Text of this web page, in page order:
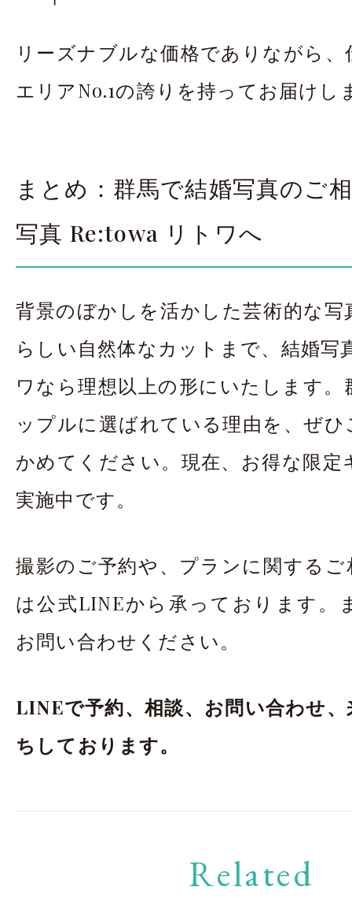
リーズナブルな価格でありながら
エリアNo.1の誇りを持ってお届けし
まとめ：群馬で結婚写真のご
写真 Re:towa リトワへ
背景のぼかしを活かした芸術的な写
らしい自然体なカットまで、結婚写
ワなら理想以上の形にいたします
ップルに選ばれている理由を、ぜ
かめてください。現在、お得な限定
実施中です。
撮影のご予約や、プランに関するご
は公式LINEから承っております。
お問い合わせください。
LINEで予約、相談、お問い合わせ
ちしております。
Related